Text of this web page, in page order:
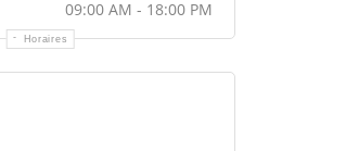
09:00 AM - 18:00 PM
Horaires